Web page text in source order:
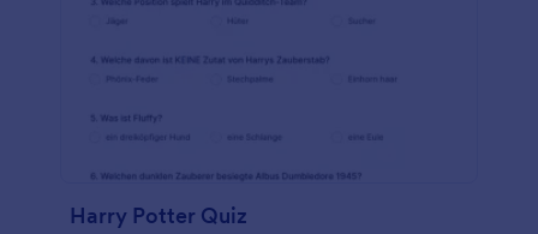
Harry Potter Quiz